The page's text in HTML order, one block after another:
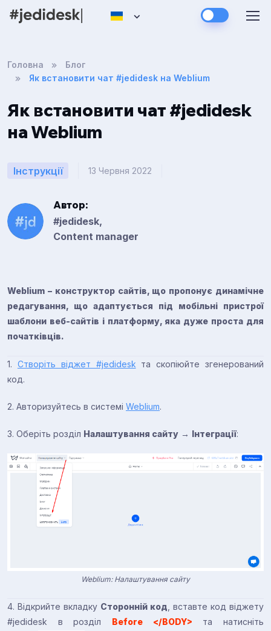
Головна
Блог
Як встановити чат #jedidesk на Weblium
Як встановити чат #jedidesk
на Weblium
Інструкції 13 Червня 2022
Автор:
#jedidesk,
Content manager
Weblium – конструктор сайтів, що пропонує динамічне
редагування, що адаптується під мобільні пристрої
шаблони веб-сайтів і платформу, яка дуже проста для
початківців.
1. ​ Створіть віджет #jedidesk та скопіюйте згенерований
код.
2. Авторизуйтесь в системі Weblium.
3. Оберіть розділ Налаштування сайту → Інтеграції:
Weblium: Налаштування сайту
4. Відкрийте вкладку Сторонній код , вставте код віджету
#jedidesk в розділ Before </BODY> та натисніть